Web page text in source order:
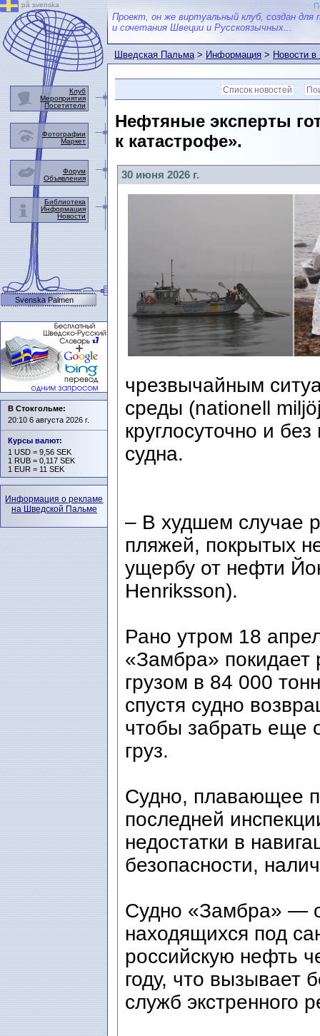
Проект, он же виртуальный клуб, создан для
и сочетания Швеции и Русскоязычных...
Шведская Пальма>Информация>Новости
Список новостей
Нефтяные эксперты
к катастрофе».
30 июня 2026 г.
чрезвычайным
среды (nationell
круглосуточно и
судна.
– В худшем случае
пляжей, покрытых
ущербу от нефти
Henriksson).
Рано утром 18
«Замбра» покидает
грузом в 84 000
спустя судно
чтобы забрать еще
груз.
Судно, плавающее
последней
недостатки в
безопасности,
Судно «Замбра» —
находящихся под
российскую нефть
году, что вызывает
служб экстренного
på svenska
Клуб
Мероприятия
Посетители
Фотографии
Маркет
Форум
Объявления
Библиотека
Информация
Новости
Svenska Palmen
В Стокгольме:
20:10 6 августа 2026 г.
Курсы валют:
1 USD = 9,56 SEK
1 RUB = 0,117 SEK
1 EUR = 11 SEK
Информация о рекламе
на Шведской Пальме